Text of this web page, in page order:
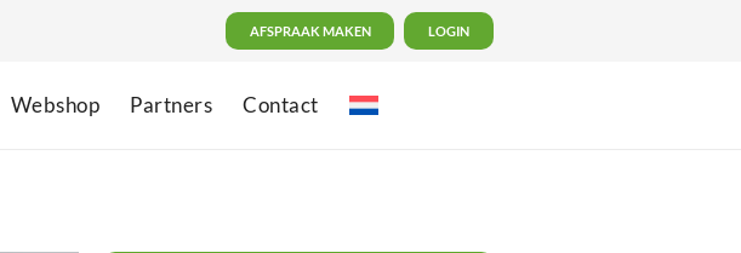
AFSPRAAK MAKEN LOGIN
Webshop Partners Contact